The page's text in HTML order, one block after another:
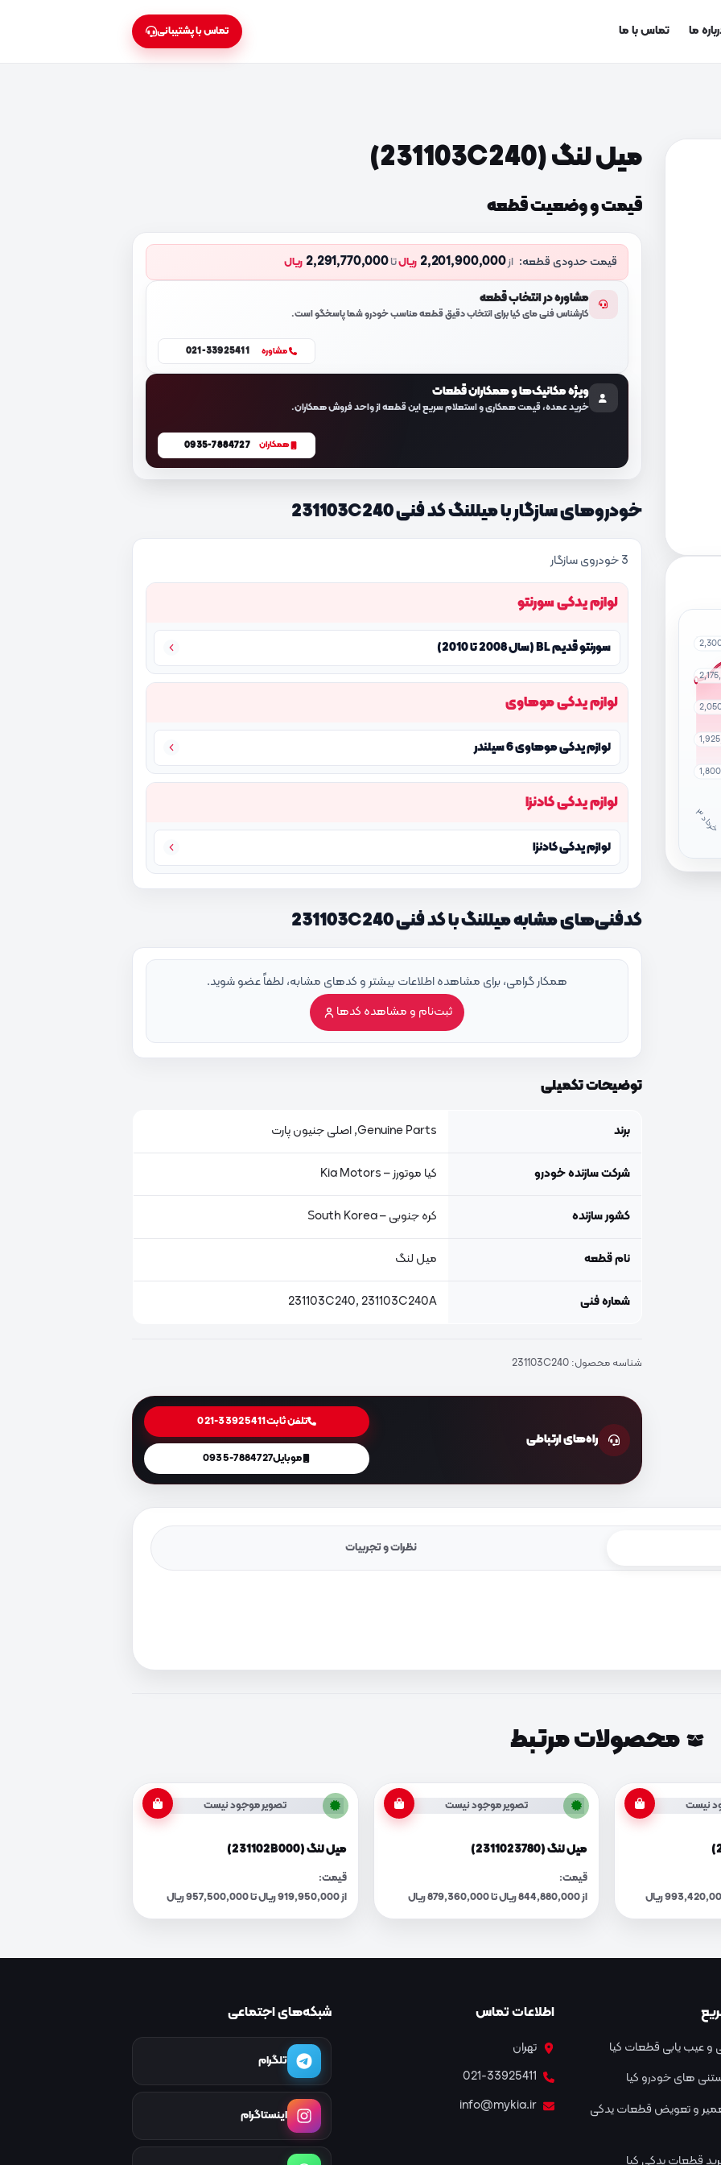
ما تماس با ما تماس با پشتیبانی
خ
ر
داد
۳
میل لنگ (231103C240)
قیمت و وضعیت قطعه
قیمت حدودی قطعه: از2,201,900,000 ریالتا2,291,770,000 ریال
مشاوره در انتخاب قطعه
کارشناس فنی مای کیا برای انتخاب دقیق قطعه مناسب خودرو شما پاسخگو است.
مشاوره 021-33925411
ویژه مکانیک‌ها و همکاران قطعات
خرید عمده، قیمت همکاری و استعلام سریع این قطعه از واحد فروش همکاران.
همکاران 0935-7884727
خودروهای سازگار با میللنگ کد فنی 231103C240
3 خودروی سازگار
لوازم یدکی سورنتو
سورنتو قدیم BL (سال 2008 تا 2010)
لوازم یدکی موهاوی
لوازم یدکی موهاوی 6 سیلندر
لوازم یدکی کادنزا
لوازم یدکی کادنزا
کدفنی‌های مشابه میللنگ با کد فنی 231103C240
همکار گرامی، برای مشاهده اطلاعات بیشتر و کدهای مشابه، لطفاً عضو شوید.
ثبت‌نام و مشاهده کدها
توضیحات تکمیلی
برند Genuine Parts, اصلی جنیون پارت
شرکت سازنده خودرو کیا موتورز – Kia Motors
کشور سازنده کره جنوبی – South Korea
نام قطعه میل لنگ
شماره فنی 231103C240, 231103C240A
شناسه محصول:231103C240
راه‌های ارتباطی
تلفن ثابت021-33925411
موبایل0935-7884727
نظرات و تجربیات
محصولات مرتبط
نیست تصویر موجود نیست
میل لنگ (2311023780)
قیمت:
از 844,880,000 ریال تا 879,360,000 ریال
تصویر موجود نیست
میل لنگ (231102B000)
قیمت:
از 919,950,000 ریال تا 957,500,000 ریال
و عیب یابی قطعات کیا
های خودرو کیا
و تعویض قطعات یدکی
قطعات یدکی کیا
اطلاعات تماس
تهران
021-33925411
info@mykia.ir
شبکه‌های اجتماعی
تلگرام
اینستاگرام